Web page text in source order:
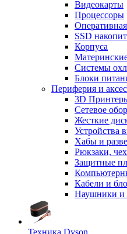
Видеокарты
Процессоры
SSD
Корпуса
Системы
Блоки
Периферия и
3D
Сетевое
Жесткие
Устройства
Хабы и
Рюкзаки,
Защитные
Кабели и
Наушники и
Техника Dyson